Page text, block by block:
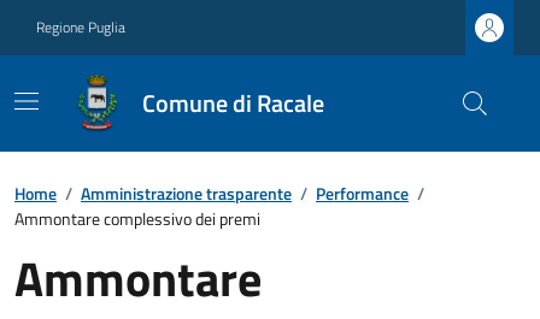
Regione Puglia
Comune di Racale
Home / Amministrazione trasparente / Performance /
Ammontare complessivo dei premi
Ammontare